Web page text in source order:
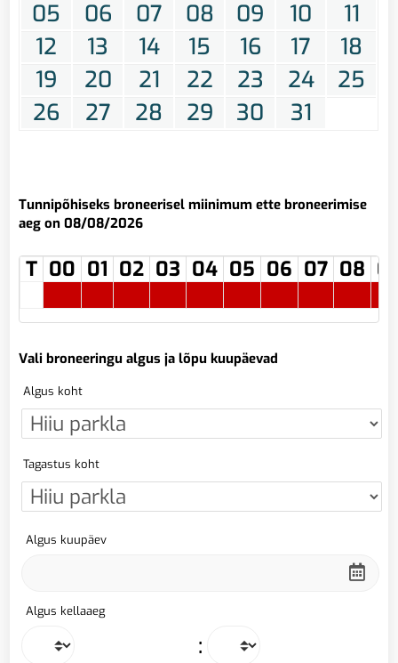
05 06 07 08 09 10
11
12
13 14 15 16 17
18
19
20 21 22 23 24
25
26
27 28 29 30 31
Tunnipõhiseks broneerisel miinimum ette broneerimise
aeg on 08/08/2026
T 00 01 02 03 04 05 06 07 08
Vali broneeringu algus ja lõpu kuupäevad
Algus koht
Tagastus koht
Algus kuupäev
Algus kellaaeg
: